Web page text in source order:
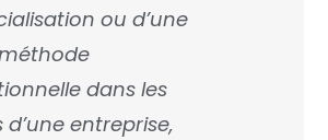
ou d’une
dans les
entreprise,